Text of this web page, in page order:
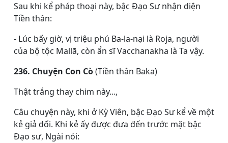
Sau khi kể pháp thoại này, bậc Ðạo Sư nhận diện
Tiền thân:
- Lúc bấy giờ, vị triệu phú Ba-la-nại là Roja, người
của bộ tộc Mallā, còn ẩn sĩ Vacchanakha là Ta vậy.
236. Chuyện Con Cò(Tiền thân Baka)
Thật trắng thay chim này...,
Câu chuyện này, khi ở Kỳ Viên, bậc Ðạo Sư kể về một
kẻ giả dối. Khi kẻ ấy được đưa đến trước mặt bậc
Ðạo sư, Ngài nói: